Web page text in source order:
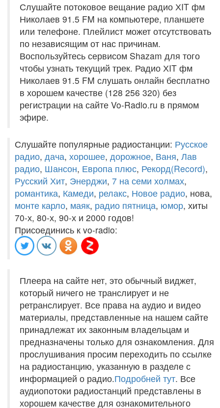
Слушайте потоковое вещание радио ХIT фм
Николаев 91.5 FM на компьютере, планшете
или телефоне. Плейлист может отсутствовать
по независящим от нас причинам.
Воспользуйтесь сервисом Shazam для того
чтобы узнать текущий трек. Радио ХIT фм
Николаев 91.5 FM слушать онлайн бесплатно
в хорошем качестве (128 256 320) без
регистрации на сайте Vo-Radio.ru в прямом
эфире.
Слушайте популярные радиостанции: Русское
радио, дача, хорошее, дорожное, Ваня, Лав
радио, Шансон, Европа плюс, Рекорд(Record),
Русский Хит, Энерджи, 7 на семи холмах,
романтика, Камеди, релакс, Новое радио, нова,
монте карло, маяк, радио пятница, юмор, хиты
70-х, 80-х, 90-х и 2000 годов!
Присоединись к vo-radio:
Плеера на сайте нет, это обычный виджет,
который ничего не транслирует и не
ретранслирует. Все права на аудио и видео
материалы, представленные на нашем сайте
принадлежат их законным владельцам и
предназначены только для ознакомления. Для
прослушивания просим переходить по ссылке
на радиостанцию, указанную в разделе с
информацией о радио.Подробней тут. Все
аудиопотоки радиостанций представлены в
хорошем качестве для ознакомительного